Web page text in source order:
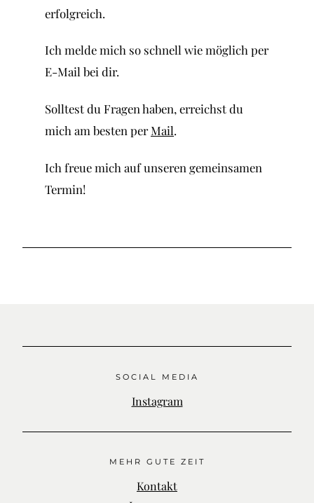
erfolgreich.
Ich melde mich so schnell wie möglich per
E-Mail bei dir.
Solltest du Fragen haben, erreichst du
mich am besten perMail.
Ich freue mich auf unseren gemeinsamen
Termin!
SOCIAL MEDIA
Instagram
MEHR GUTE ZEIT
Kontakt